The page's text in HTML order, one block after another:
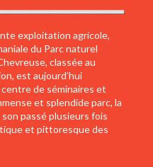
exploitation agricole,
du Parc naturel
classée au
est aujourd’hui
de séminaires et
et splendide parc, la
passé plusieurs fois
et pittoresque des